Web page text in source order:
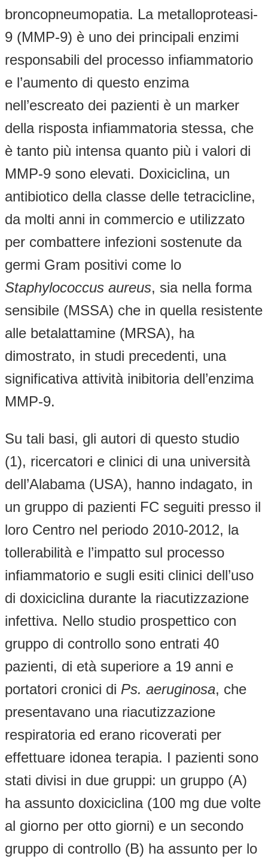
broncopneumopatia. La metalloproteasi-
9 (MMP-9) è uno dei principali enzimi
responsabili del processo infiammatorio
e l’aumento di questo enzima
nell’escreato dei pazienti è un marker
della risposta infiammatoria stessa, che
è tanto più intensa quanto più i valori di
MMP-9 sono elevati. Doxiciclina, un
antibiotico della classe delle tetracicline,
da molti anni in commercio e utilizzato
per combattere infezioni sostenute da
germi Gram positivi come lo
Staphylococcus aureus, sia nella forma
sensibile (MSSA) che in quella resistente
alle betalattamine (MRSA), ha
dimostrato, in studi precedenti, una
significativa attività inibitoria dell’enzima
MMP-9.
Su tali basi, gli autori di questo studio
(1), ricercatori e clinici di una università
dell’Alabama (USA), hanno indagato, in
un gruppo di pazienti FC seguiti presso il
loro Centro nel periodo 2010-2012, la
tollerabilità e l’impatto sul processo
infiammatorio e sugli esiti clinici dell’uso
di doxiciclina durante la riacutizzazione
infettiva. Nello studio prospettico con
gruppo di controllo sono entrati 40
pazienti, di età superiore a 19 anni e
portatori cronici di Ps. aeruginosa, che
presentavano una riacutizzazione
respiratoria ed erano ricoverati per
effettuare idonea terapia. I pazienti sono
stati divisi in due gruppi: un gruppo (A)
ha assunto doxiciclina (100 mg due volte
al giorno per otto giorni) e un secondo
gruppo di controllo (B) ha assunto per lo